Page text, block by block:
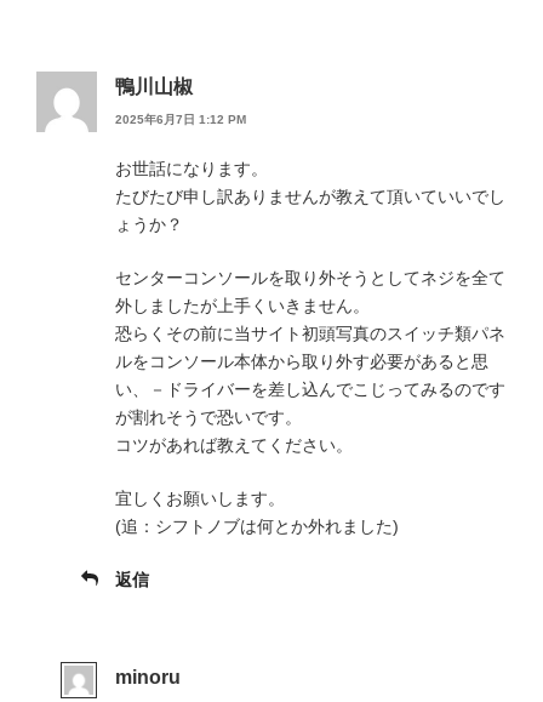
鴨川山椒
2025年6月7日 1:12 PM
お世話になります。
たびたび申し訳ありませんが教えて頂いていいでし
ょうか？
センターコンソールを取り外そうとしてネジを全て
外しましたが上手くいきません。
恐らくその前に当サイト初頭写真のスイッチ類パネ
ルをコンソール本体から取り外す必要があると思
い、－ドライバーを差し込んでこじってみるのです
が割れそうで恐いです。
コツがあれば教えてください。
宜しくお願いします。
(追：シフトノブは何とか外れました)
返信
minoru